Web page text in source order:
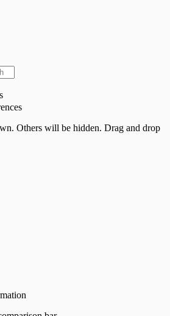
Others will be hidden. Drag and drop